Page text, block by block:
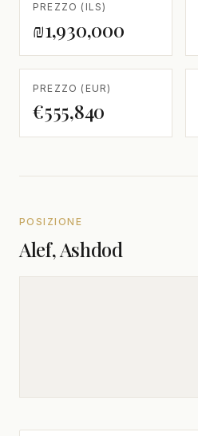
PREZZO (ILS)
₪1,930,000
PREZZO (EUR)
€555,840
POSIZIONE
Alef, Ashdod